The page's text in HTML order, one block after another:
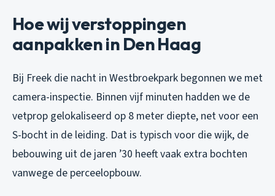
Hoe wij verstoppingen
aanpakken in Den Haag
Bij Freek die nacht in Westbroekpark begonnen we met
camera-inspectie. Binnen vijf minuten hadden we de
vetprop gelokaliseerd op 8 meter diepte, net voor een
S-bocht in de leiding. Dat is typisch voor die wijk, de
bebouwing uit de jaren ’30 heeft vaak extra bochten
vanwege de perceelopbouw.